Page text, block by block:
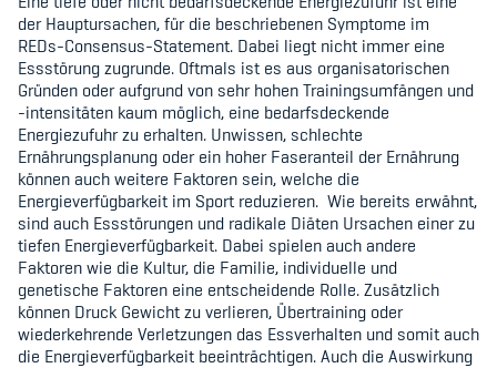
der Hauptursachen, für die beschriebenen Symptome im
REDs-Consensus-Statement. Dabei liegt nicht immer eine
Essstörung zugrunde. Oftmals ist es aus organisatorischen
Gründen oder aufgrund von sehr hohen Trainingsumfängen und
-intensitäten kaum möglich, eine bedarfsdeckende
Energiezufuhr zu erhalten. Unwissen, schlechte
Ernährungsplanung oder ein hoher Faseranteil der Ernährung
können auch weitere Faktoren sein, welche die
Energieverfügbarkeit im Sport reduzieren. Wie bereits erwähnt,
sind auch Essstörungen und radikale Diäten Ursachen einer zu
tiefen Energieverfügbarkeit. Dabei spielen auch andere
Faktoren wie die Kultur, die Familie, individuelle und
genetische Faktoren eine entscheidende Rolle. Zusätzlich
können Druck Gewicht zu verlieren, Übertraining oder
wiederkehrende Verletzungen das Essverhalten und somit auch
die Energieverfügbarkeit beeinträchtigen. Auch die Auswirkung